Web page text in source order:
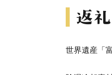
世界遺産「